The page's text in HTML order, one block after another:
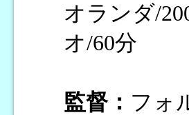
オランダ/
オ/60分
監督： フォ